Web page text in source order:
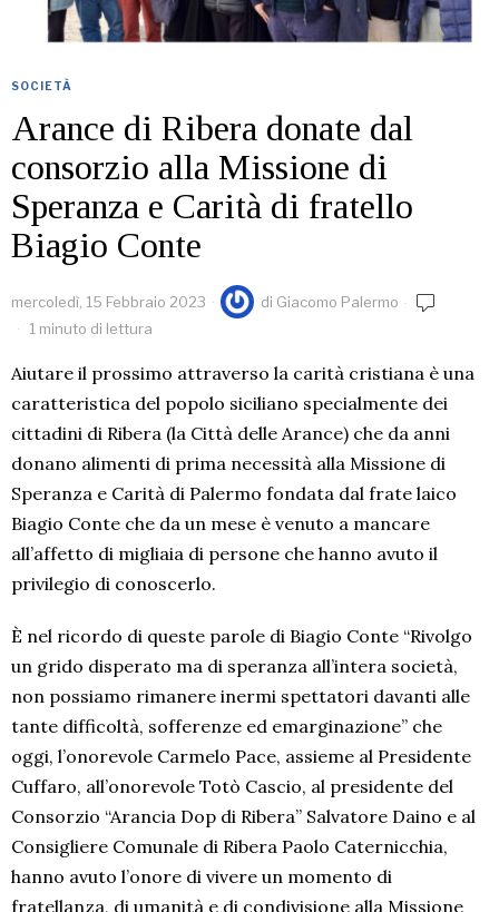
SOCIETÀ
Arance di Ribera donate dal
consorzio alla Missione di
Speranza e Carità di fratello
Biagio Conte
mercoledì, 15 Febbraio 2023 di Giacomo Palermo
1 minuto di lettura
Aiutare il prossimo attraverso la carità cristiana è una
caratteristica del popolo siciliano specialmente dei
cittadini di Ribera (la Città delle Arance) che da anni
donano alimenti di prima necessità alla Missione di
Speranza e Carità di Palermo fondata dal frate laico
Biagio Conte che da un mese è venuto a mancare
all’affetto di migliaia di persone che hanno avuto il
privilegio di conoscerlo.
È nel ricordo di queste parole di Biagio Conte “Rivolgo
un grido disperato ma di speranza all’intera società,
non possiamo rimanere inermi spettatori davanti alle
tante difficoltà, sofferenze ed emarginazione” che
oggi, l’onorevole Carmelo Pace, assieme al Presidente
Cuffaro, all’onorevole Totò Cascio, al presidente del
Consorzio “Arancia Dop di Ribera” Salvatore Daino e al
Consigliere Comunale di Ribera Paolo Caternicchia,
hanno avuto l’onore di vivere un momento di
fratellanza, di umanità e di condivisione alla Missione